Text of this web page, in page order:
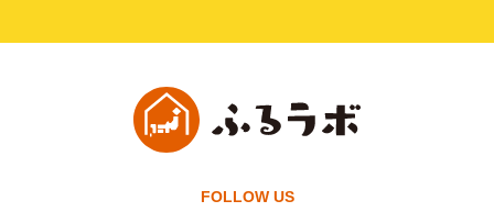
FOLLOW US